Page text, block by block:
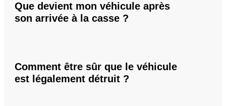
Que devient mon véhicule après
son arrivée à la casse ?
Comment être sûr que le véhicule
est légalement détruit ?